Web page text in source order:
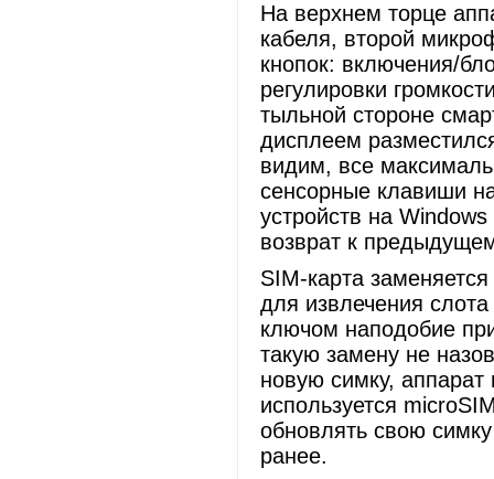
На верхнем торце
кабеля, второй
кнопок: включения/
регулировки
тыльной стороне
дисплеем
видим, все
сенсорные клавиши
устройств на
возврат к
SIM-карта
для извлечения
ключом наподобие
такую замену не
новую симку, аппарат
используется
обновлять свою
ранее.